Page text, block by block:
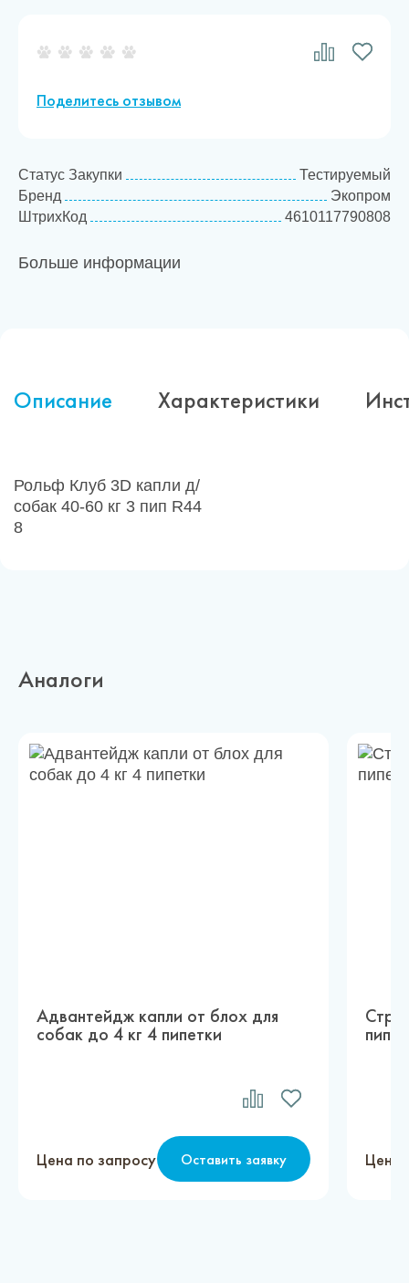
Поделитесь отзывом
Статус Закупки
Тестируемый
Бренд
Экопром
ШтрихКод
4610117790808
Больше информации
Описание Характеристики
Рольф Клуб 3D капли д/
собак 40-60 кг 3 пип R44
8
Аналоги
Адвантейдж капли от блох для
собак до 4 кг 4 пипетки
Цена по запросу Оставить заявку Цена